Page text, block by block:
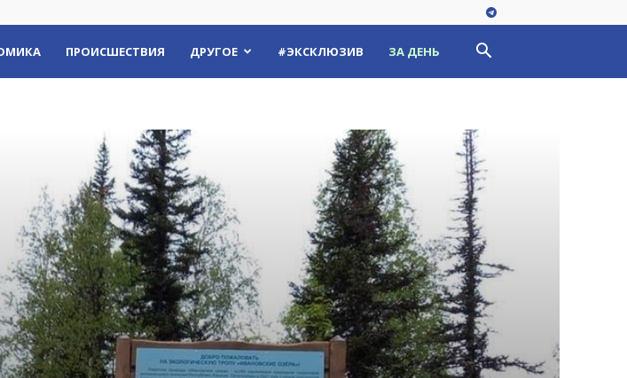
ПРОИСШЕСТВИЯ ДРУГОЕ #ЭКСКЛЮЗИВ ЗА ДЕНЬ